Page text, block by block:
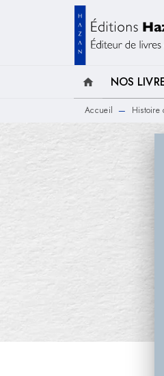
MENU
home NOS
Accueil — Histoire